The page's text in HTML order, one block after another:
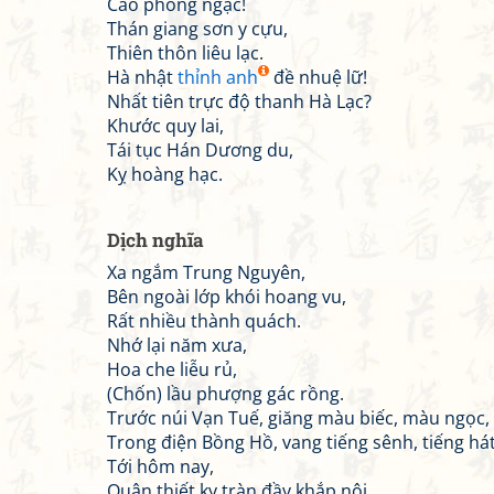
Thán giang sơn y cựu,
Thiên thôn liêu lạc.
Hà nhậtthỉnh anh
đề nhuệ lữ!
Nhất tiên trực độ thanh Hà Lạc?
Khước quy lai,
Tái tục Hán Dương du,
Kỵ hoàng hạc.
Dịch nghĩa
Xa ngắm Trung Nguyên,
Bên ngoài lớp khói hoang vu,
Rất nhiều thành quách.
Nhớ lại năm xưa,
Hoa che liễu rủ,
(Chốn) lầu phượng gác rồng.
Trước núi Vạn Tuế, giăng màu biếc, màu ngọc,
Trong điện Bồng Hồ, vang tiếng sênh, tiếng
Tới hôm nay,